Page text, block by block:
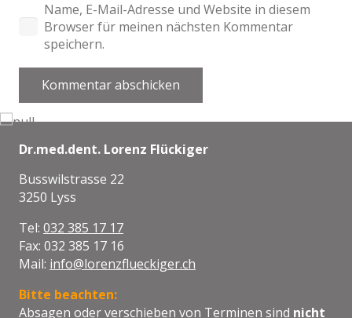
Name, E-Mail-Adresse und Website in diesem
Browser für meinen nächsten Kommentar
speichern.
Kommentar abschicken
Dr.med.dent. Lorenz Flückiger
Busswilstrasse 22
3250 Lyss
Tel: 032 385 17 17
Fax: 032 385 17 16
Mail: info@lorenzflueckiger.ch
Bitte beachten:
Absagen oder verschieben von Terminen sind nicht